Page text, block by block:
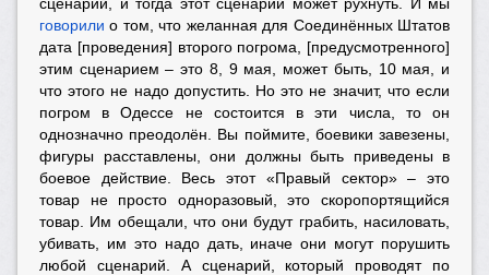
говорили о том, что желанная для Соединённых Штатов
дата [проведения] второго погрома, [предусмотренного]
этим сценарием – это 8, 9 мая, может быть, 10 мая, и
что этого не надо допустить. Но это не значит, что если
погром в Одессе не состоится в эти числа, то он
однозначно преодолён. Вы поймите, боевики завезены,
фигуры расставлены, они должны быть приведены в
боевое действие. Весь этот «Правый сектор» – это
товар не просто одноразовый, это скоропортящийся
товар. Им обещали, что они будут грабить, насиловать,
убивать, им это надо дать, иначе они могут порушить
любой сценарий. А сценарий, который проводят по